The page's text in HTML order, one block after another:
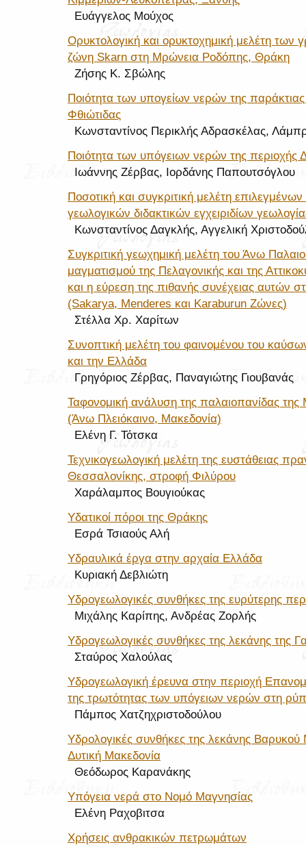
Ευάγγελος Μούχος
Ορυκτολογική και ορυκτοχημική μελέτη των
ζώνη Skarn στη Μρώνεια Ροδόπης, Θράκη
Ζήσης Κ. Σβώλης
Ποιότητα των υπογείων νερών της
Φθιώτιδας
Κωνσταντίνος Περικλής Αδρασκέλας,
Ποιότητα των υπόγειων νερών της περιοχής
Ιωάννης Ζέρβας, Ιορδάνης Παπουτσόγλου
Ποσοτική και συγκριτική μελέτη
γεωλογικών διδακτικών εγχειριδίων
Κωνσταντίνος Δαγκλής, Αγγελική
Συγκριτική γεωχημική μελέτη του Άνω
μαγματισμού της Πελαγονικής και της
και η εύρεση της πιθανής συνέχειας αυτών
(Sakarya, Menderes και Karaburun Ζώνες)
Στέλλα Χρ. Χαρίτων
Συνοπτική μελέτη του φαινομένου του
και την Ελλάδα
Γρηγόριος Ζέρβας, Παναγιώτης Γιουβανάς
Ταφονομική ανάλυση της παλαιοπανίδας
(Άνω Πλειόκαινο, Μακεδονία)
Ελένη Γ. Τότσκα
Τεχνικογεωλογική μελέτη της ευστάθειας
Θεσσαλονίκης, στροφή Φιλύρου
Χαράλαμπος Βουγιούκας
Υδατικοί πόροι της Θράκης
Εσρά Τσιαούς Αλή
Υδραυλικά έργα στην αρχαία Ελλάδα
Κυριακή Δεβλιώτη
Υδρογεωλογικές συνθήκες της ευρύτερης
Μιχάλης Καρίπης, Ανδρέας Ζορλής
Υδρογεωλογικές συνθήκες της λεκάνης της
Σταύρος Χαλούλας
Υδρογεωλογική έρευνα στην περιοχή
της τρωτότητας των υπόγειων νερών στη
Πάμπος Χατζηχριστοδούλου
Υδρολογικές συνθήκες της λεκάνης
Δυτική Μακεδονία
Θεόδωρος Καρανάκης
Υπόγεια νερά στο Νομό Μαγνησίας
Ελένη Ραχοβιτσα
Χρήσεις ανθρακικών πετρωμάτων